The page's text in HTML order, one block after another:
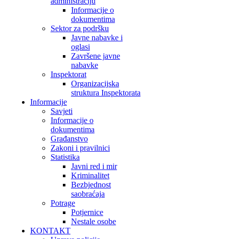
Informacije o
dokumentima
Sektor za podršku
Javne nabavke i
oglasi
Završene javne
nabavke
Inspektorat
Organizacijska
struktura Inspektorata
Informacije
Savjeti
Informacije o
dokumentima
Građanstvo
Zakoni i pravilnici
Statistika
Javni red i mir
Kriminalitet
Bezbjednost
saobraćaja
Potrage
Potjernice
Nestale osobe
KONTAKT